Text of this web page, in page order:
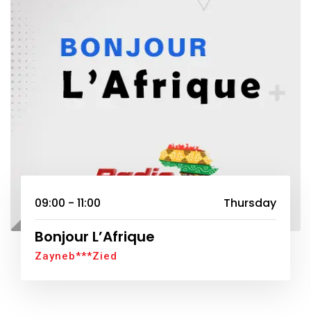
09:00 - 11:00 Thursday
Bonjour L’Afrique
Zayneb***Zied